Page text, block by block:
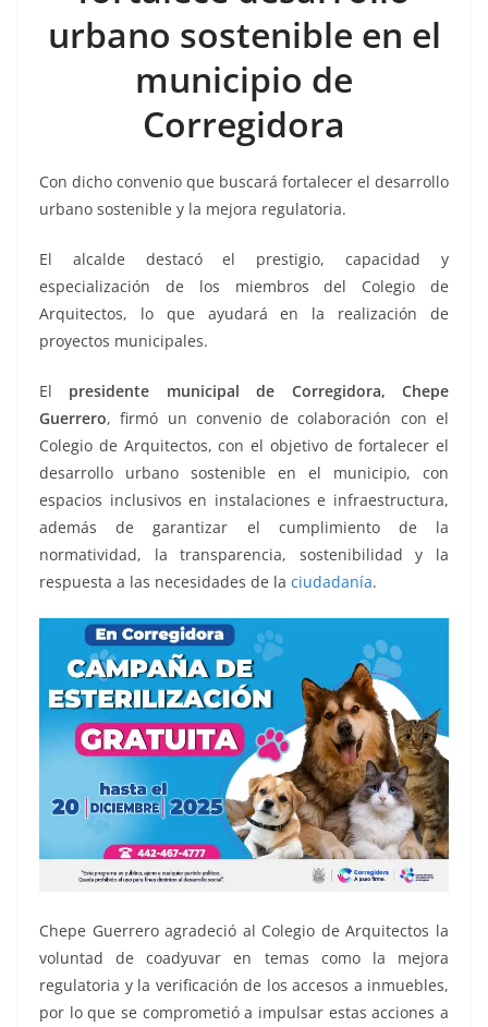
o p k
urbano sostenible en el
municipio de
Corregidora
Con dicho convenio que buscará fortalecer el desarrollo
urbano sostenible y la mejora regulatoria.
El alcalde destacó el prestigio, capacidad y
especialización de los miembros del Colegio de
Arquitectos, lo que ayudará en la realización de
proyectos municipales.
El presidente municipal de Corregidora, Chepe
Guerrero, firmó un convenio de colaboración con el
Colegio de Arquitectos, con el objetivo de fortalecer el
desarrollo urbano sostenible en el municipio, con
espacios inclusivos en instalaciones e infraestructura,
además de garantizar el cumplimiento de la
normatividad, la transparencia, sostenibilidad y la
respuesta a las necesidades de la ciudadanía.
Chepe Guerrero agradeció al Colegio de Arquitectos la
voluntad de coadyuvar en temas como la mejora
regulatoria y la verificación de los accesos a inmuebles,
por lo que se comprometió a impulsar estas acciones a